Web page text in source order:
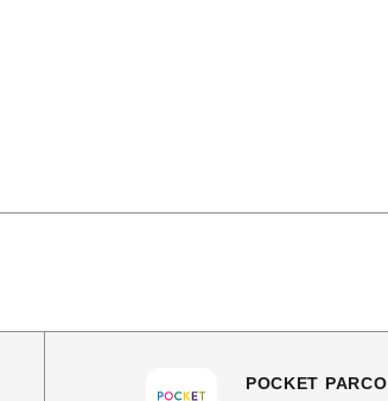
POCKET PARCO